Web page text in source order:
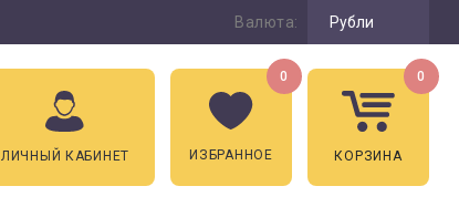
Валюта: Рубли
ЛИЧНЫЙ КАБИНЕТ ИЗБРАННОЕ
0
КОРЗИНА
0